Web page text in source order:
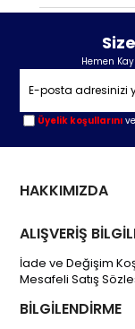
Hemen
Üyelik koşullarını ve
HAKKIMIZDA
ALIŞVERİŞ
İade ve Değişim
Mesafeli Satış
BİLGİLENDİRME